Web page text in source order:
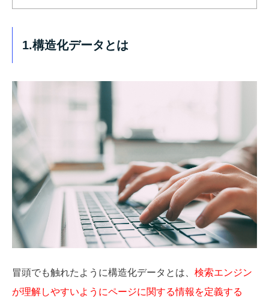
1.構造化データとは
冒頭でも触れたように構造化データとは、 検索エンジン
が理解しやすいようにページに関する情報を定義する